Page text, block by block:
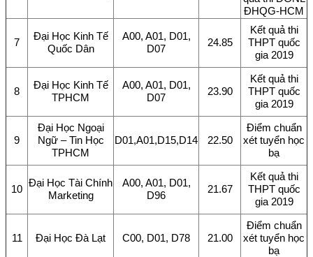
ĐHQG-HCM
7
Đại Học Kinh Tế
Quốc Dân
A00, A01, D01,
D07
24.85
Kết quả thi
THPT quốc
gia 2019
8
Đại Học Kinh Tế
TPHCM
A00, A01, D01,
D07
23.90
Kết quả thi
THPT quốc
gia 2019
9
Đại Học Ngoại
Ngữ – Tin Học
TPHCM
D01,A01,D15,D14 22.50
Điểm chuẩn
xét tuyển học
bạ
10
Đại Học Tài Chính
Marketing
A00, A01, D01,
D96
21.67
Kết quả thi
THPT quốc
gia 2019
11 Đại Học Đà Lạt C00, D01, D78 21.00
Điểm chuẩn
xét tuyển học
bạ